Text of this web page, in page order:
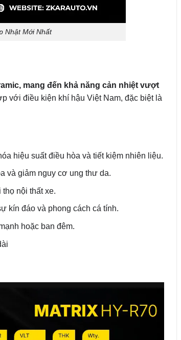
Nhật Mới Nhất
mang đến khả năng cản nhiệt vượt
với điều kiện khí hậu Việt Nam, đặc biệt là
hiệu suất điều hòa và tiết kiệm nhiên liệu.
và giảm nguy cơ ung thư da.
nội thất xe.
kín đáo và phong cách cá tính.
hoặc ban đêm.